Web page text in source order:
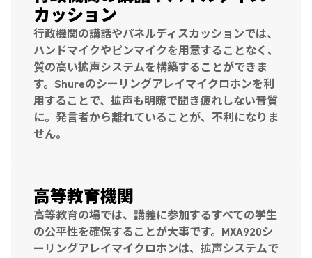
カッション
行政機関の講話やパネルディスカッションでは、
ハンドマイクやピンマイクを用意することなく、
質の高い拡声システムを構築することができま
す。Shureのシーリングアレイマイクロホンを利
用することで、拡声も明瞭で聞き疲れしない音質
に。発言者から離れていることが、不利になりま
せん。
高等教育機関
高等教育の場では、講義に参加するすべての学生
の公平性を確保することが大事です。MXA920シ
ーリングアレイマイクロホンは、拡声システムで